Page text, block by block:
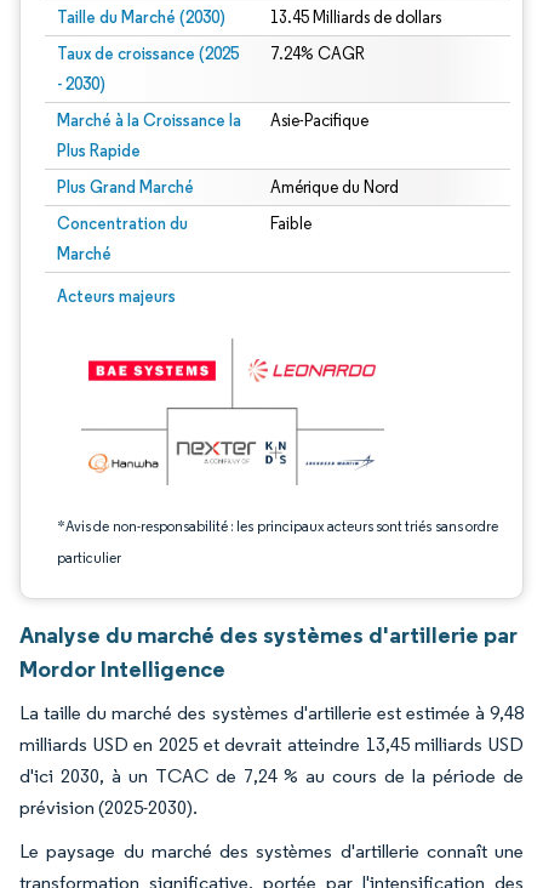
Taille du Marché (2030) 13.45 Milliards de dollars
Taux de croissance (2025
- 2030)
7.24% CAGR
Marché à la Croissance la
Plus Rapide
Asie-Pacifique
Plus Grand Marché Amérique du Nord
Concentration du
Marché
Faible
Acteurs majeurs
*Avis de non-responsabilité : les principaux acteurs sont triés sans ordre
particulier
Image © Mordor Intelligence. La réutilisation nécessite une attribution sous CC
Analyse du marché des systèmes d'artillerie par
Mordor Intelligence
La taille du marché des systèmes d'artillerie est estimée à 9,48
milliards USD en 2025 et devrait atteindre 13,45 milliards USD
d'ici 2030, à un TCAC de 7,24 % au cours de la période de
prévision (2025-2030).
Le paysage du marché des systèmes d'artillerie connaît une
transformation significative, portée par l'intensification des